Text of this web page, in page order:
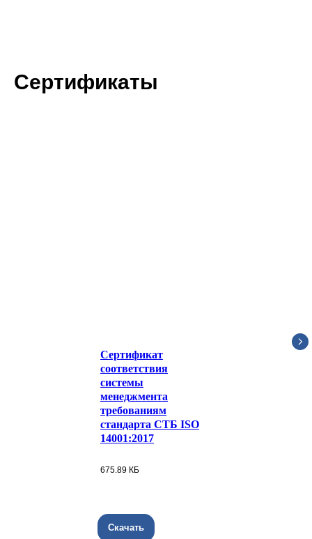
Сертификаты
Сертификат
соответствия
системы
менеджмента
требованиям
стандарта СТБ ISO
14001:2017
675.89 КБ
Скачать